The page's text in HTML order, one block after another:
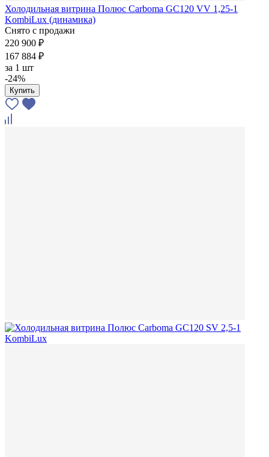
Холодильная витрина Полюс Carboma GC120 VV 1,25-1
KombiLux (динамика)
Снято с продажи
220 900 ₽
167 884 ₽
за 1 шт
-24%
Купить